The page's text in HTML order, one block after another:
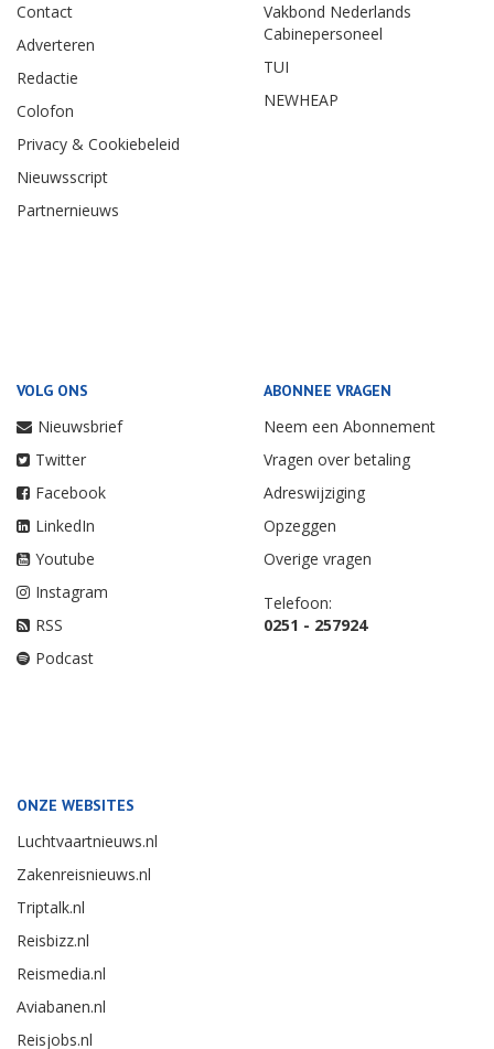
Contact
Adverteren
Redactie
Colofon
Privacy & Cookiebeleid
Nieuwsscript
Partnernieuws
Vakbond Nederlands
Cabinepersoneel
TUI
NEWHEAP
VOLG ONS
Nieuwsbrief
Twitter
Facebook
LinkedIn
Youtube
Instagram
RSS
Podcast
ABONNEE VRAGEN
Neem een Abonnement
Vragen over betaling
Adreswijziging
Opzeggen
Overige vragen
Telefoon:
0251 - 257924
ONZE WEBSITES
Luchtvaartnieuws.nl
Zakenreisnieuws.nl
Triptalk.nl
Reisbizz.nl
Reismedia.nl
Aviabanen.nl
Reisjobs.nl